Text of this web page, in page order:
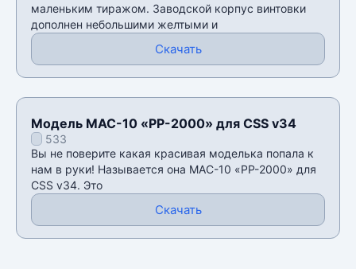
маленьким тиражом. Заводской корпус винтовки
дополнен небольшими желтыми и
Скачать
Модель MAC-10 «PP-2000» для CSS v34
533
Вы не поверите какая красивая моделька попала к
нам в руки! Называется она MAC-10 «PP-2000» для
CSS v34. Это
Скачать